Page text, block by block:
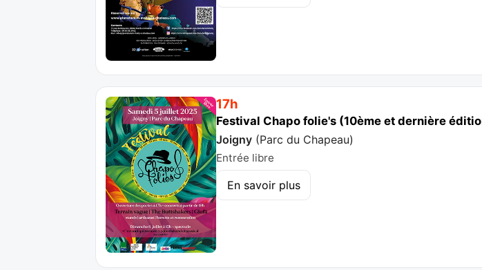
17h
Festival Chapo folie's (10ème et dernière
Joigny (Parc du Chapeau)
Entrée libre
En savoir plus